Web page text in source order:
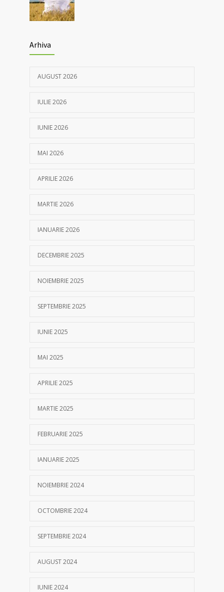
Arhiva
AUGUST 2026
IULIE 2026
IUNIE 2026
MAI 2026
APRILIE 2026
MARTIE 2026
IANUARIE 2026
DECEMBRIE 2025
NOIEMBRIE 2025
SEPTEMBRIE 2025
IUNIE 2025
MAI 2025
APRILIE 2025
MARTIE 2025
FEBRUARIE 2025
IANUARIE 2025
NOIEMBRIE 2024
OCTOMBRIE 2024
SEPTEMBRIE 2024
AUGUST 2024
IUNIE 2024